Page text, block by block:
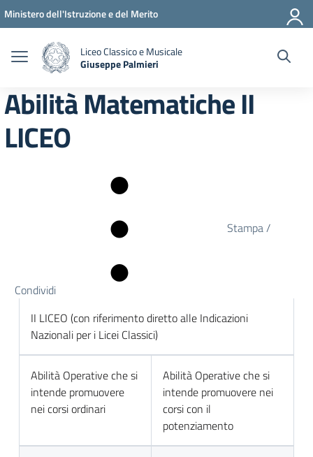
Vai ai contenuti
Vai al menu di navigazione
Vai al footer
Ministero dell'Istruzione e del Merito
Liceo Classico e Musicale
Giuseppe Palmieri
Abilità Matematiche II
LICEO
Stampa /
Condividi
II LICEO (con riferimento diretto alle Indicazioni
Nazionali per i Licei Classici)
Abilità Operative che si
intende promuovere
nei corsi ordinari
Abilità Operative che si
intende promuovere nei
corsi con il
potenziamento